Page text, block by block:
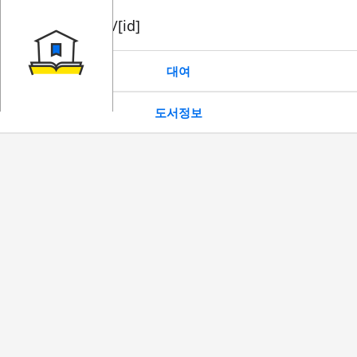
book/rent/[id]
대여
도서정보